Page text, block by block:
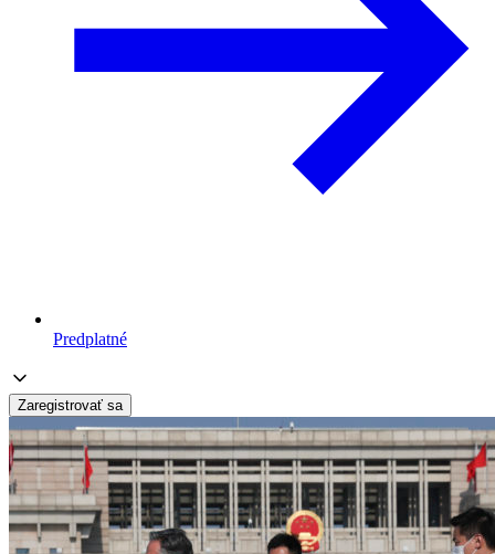
Predplatné
Zaregistrovať sa